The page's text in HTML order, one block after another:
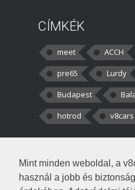
Mint minden weboldal, a
használ a jobb és
CÍMKÉK
meet ACCH
pre65
Lurdy
Budapest
hotrod
v8cars
kortisz:
darabbaal számoltam.